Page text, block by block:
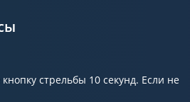
стрельбы 10 секунд. Если не